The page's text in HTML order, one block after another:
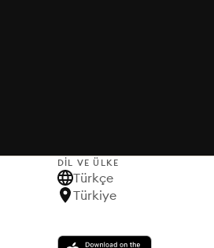
DIL VE ÜLKE
Türkçe
Türkiye